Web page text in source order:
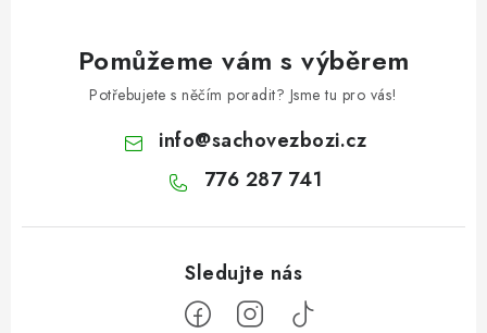
Pomůžeme vám s výběrem
Potřebujete s něčím poradit? Jsme tu pro vás!
info@sachovezbozi.cz
776 287 741